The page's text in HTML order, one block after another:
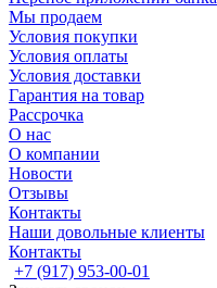
Мы продаем
Условия покупки
Условия оплаты
Условия доставки
Гарантия на товар
Рассрочка
О нас
О компании
Новости
Отзывы
Контакты
Наши довольные клиенты
Контакты
+7 (917) 953-00-01